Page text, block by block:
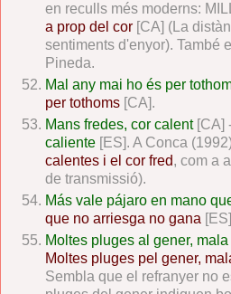
en reculls més moderns:
a prop del cor [CA] (La
sentiments d'enyor). També
Pineda.
Mal any mai ho és per
per tothoms [CA].
Mans fredes, cor calent[CA]
caliente [ES]. A Conca
calentes i el cor fred, com a
de transmissió).
Más vale pájaro en mano
que no arriesga no gana
Moltes pluges al gener,
Moltes pluges pel gener,
Sembla que el refranyer no